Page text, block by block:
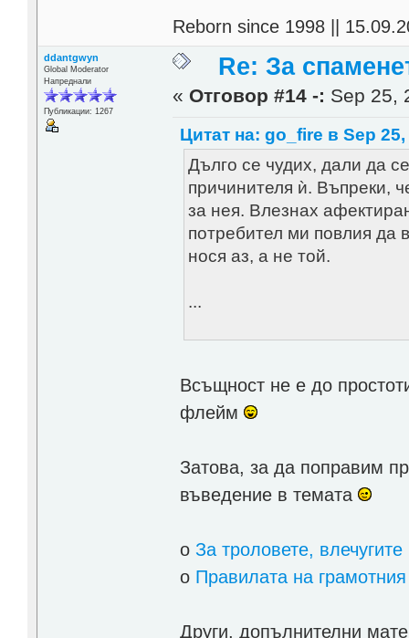
Reborn since 1998 ||
ddantgwyn
Global Moderator
Напреднали
Публикации: 1267
Re: За
« Отговор #14 -: Sep 25,
Цитат на: go_fire в Sep
Дълго се чудих, дали да
причинителя ѝ. Въпреки,
за нея. Влезнах
потребител ми повлия да
нося аз, а не той.
...
Всъщност не е до
флейм
Затова, за да поправим
въведение в темата
оЗа троловете,
о Правилата на
Други, допълнителни